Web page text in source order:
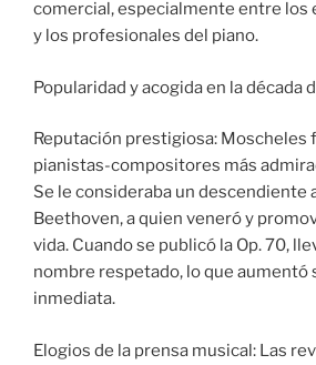
comercial, especialmente entre los
y los profesionales del piano.
Popularidad y acogida en la década
Reputación prestigiosa: Moscheles
pianistas-compositores más
Se le consideraba un
Beethoven, a quien veneró y
vida. Cuando se publicó la Op. 70,
nombre respetado, lo que aumentó
inmediata.
Elogios de la prensa musical: Las